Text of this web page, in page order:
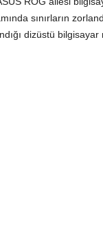
sınırların
dizüstü